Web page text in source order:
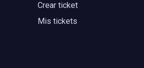
Crear ticket
Mis tickets